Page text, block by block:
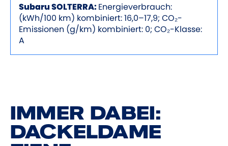
Subaru SOLTERRA:Energieverbrauch:
(kWh/100 km) kombiniert: 16,0–17,9; CO₂-
Emissionen (g/km) kombiniert: 0; CO₂-Klasse:
A
IMMER DABEI:
DACKELDAME